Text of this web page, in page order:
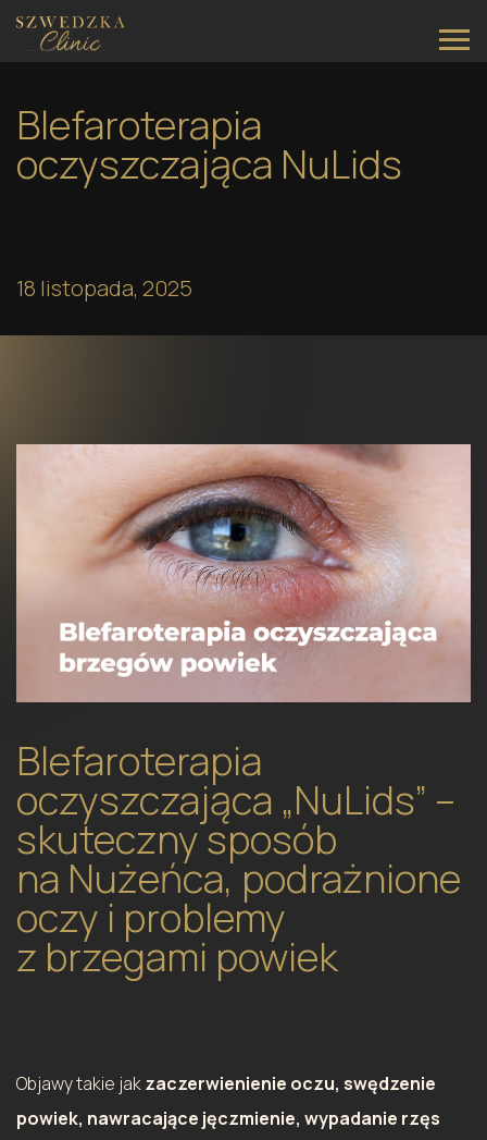
Main Navigation
Blefaroterapia
oczyszczająca NuLids
18 listopada, 2025
Blefaroterapia
oczyszczająca „NuLids” –
skuteczny sposób
na Nużeńca, podrażnione
oczy i problemy
z brzegami powiek
Objawy takie jakzaczerwienienie oczu, swędzenie
powiek, nawracające jęczmienie, wypadanie rzęs